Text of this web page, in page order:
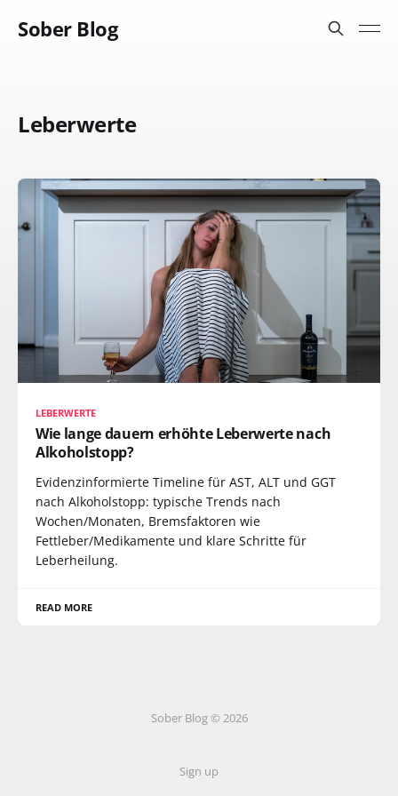
Sober Blog
Leberwerte
LEBERWERTE
Wie lange dauern erhöhte Leberwerte nach
Alkoholstopp?
Evidenzinformierte Timeline für AST, ALT und GGT
nach Alkoholstopp: typische Trends nach
Wochen/Monaten, Bremsfaktoren wie
Fettleber/Medikamente und klare Schritte für
Leberheilung.
READ MORE
Sober Blog © 2026
Sign up